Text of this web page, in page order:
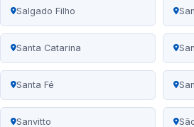
Salgado Filho
Santa Catarina
Santa Fé
Sanvitto